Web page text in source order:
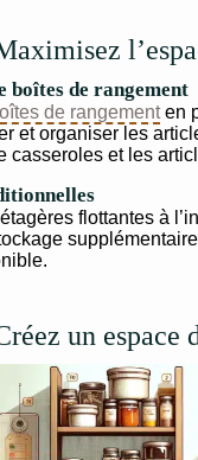
boîtes de rangement
de rangementen
et organiser les
casseroles et les
flottantes à
un espace